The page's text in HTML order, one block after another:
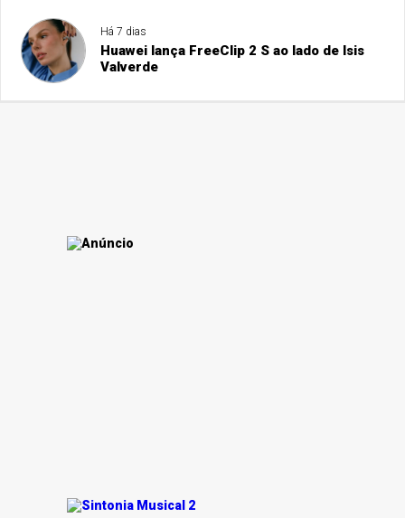
Há 7 dias
Huawei lança FreeClip 2 S ao lado de Isis
Valverde